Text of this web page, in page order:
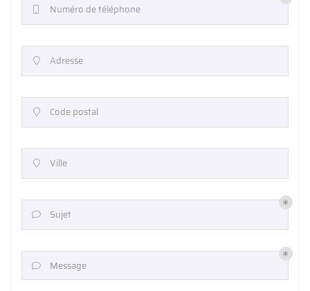
Numéro de téléphone
 Adresse
 Code postal
 Ville
 Sujet
 Message